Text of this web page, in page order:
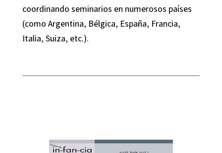
coordinando seminarios en numerosos países
(como Argentina, Bélgica, España, Francia,
Italia, Suiza, etc.).